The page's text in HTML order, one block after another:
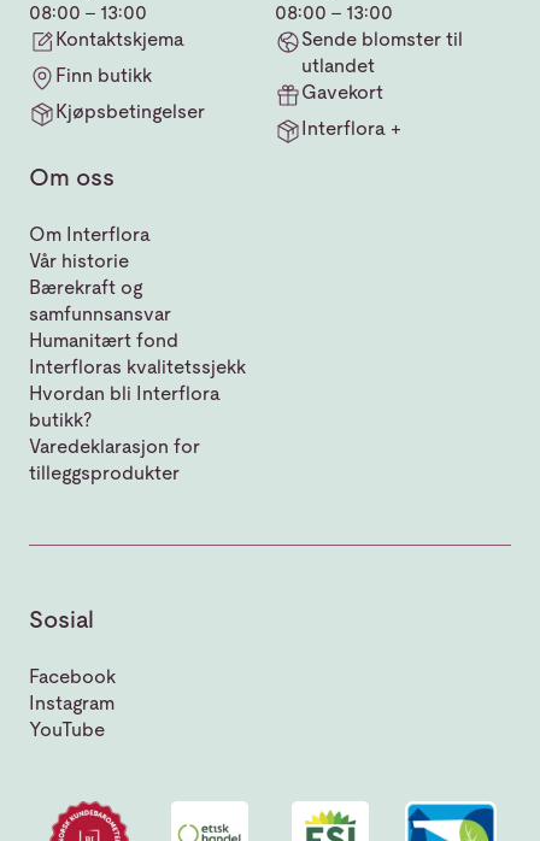
08:00 - 13:00
Kontaktskjema
Finn butikk
Kjøpsbetingelser
08:00 - 13:00
Sende blomster til
utlandet
Gavekort
Interflora +
Om oss
Om Interflora
Vår historie
Bærekraft og
samfunnsansvar
Humanitært fond
Interfloras kvalitetssjekk
Hvordan bli Interflora
butikk?
Varedeklarasjon for
tilleggsprodukter
Sosial
Facebook
Instagram
YouTube